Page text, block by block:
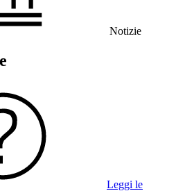
Notizie
Leggi le